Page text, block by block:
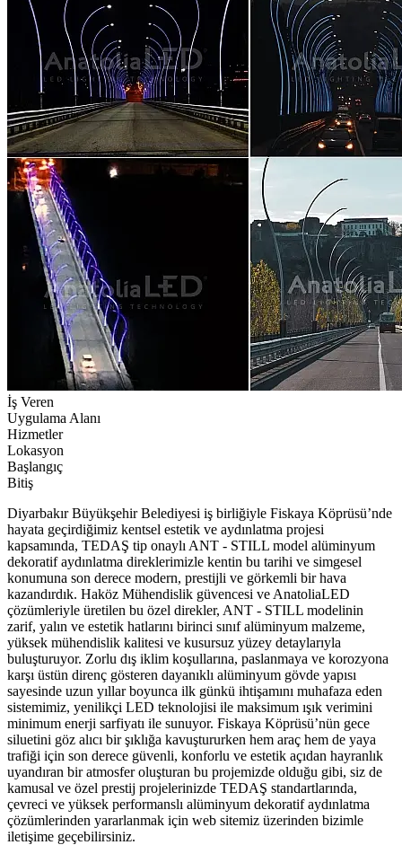
İş Veren
Uygulama Alanı
Hizmetler
Lokasyon
Başlangıç
Bitiş
Diyarbakır Büyükşehir Belediyesi iş birliğiyle Fiskaya Köprüsü’nde
hayata geçirdiğimiz kentsel estetik ve aydınlatma projesi
kapsamında, TEDAŞ tip onaylı ANT - STILL model alüminyum
dekoratif aydınlatma direklerimizle kentin bu tarihi ve simgesel
konumuna son derece modern, prestijli ve görkemli bir hava
kazandırdık. Haköz Mühendislik güvencesi ve AnatoliaLED
çözümleriyle üretilen bu özel direkler, ANT - STILL modelinin
zarif, yalın ve estetik hatlarını birinci sınıf alüminyum malzeme,
yüksek mühendislik kalitesi ve kusursuz yüzey detaylarıyla
buluşturuyor. Zorlu dış iklim koşullarına, paslanmaya ve korozyona
karşı üstün direnç gösteren dayanıklı alüminyum gövde yapısı
sayesinde uzun yıllar boyunca ilk günkü ihtişamını muhafaza eden
sistemimiz, yenilikçi LED teknolojisi ile maksimum ışık verimini
minimum enerji sarfiyatı ile sunuyor. Fiskaya Köprüsü’nün gece
siluetini göz alıcı bir şıklığa kavuştururken hem araç hem de yaya
trafiği için son derece güvenli, konforlu ve estetik açıdan hayranlık
uyandıran bir atmosfer oluşturan bu projemizde olduğu gibi, siz de
kamusal ve özel prestij projelerinizde TEDAŞ standartlarında,
çevreci ve yüksek performanslı alüminyum dekoratif aydınlatma
çözümlerinden yararlanmak için web sitemiz üzerinden bizimle
iletişime geçebilirsiniz.